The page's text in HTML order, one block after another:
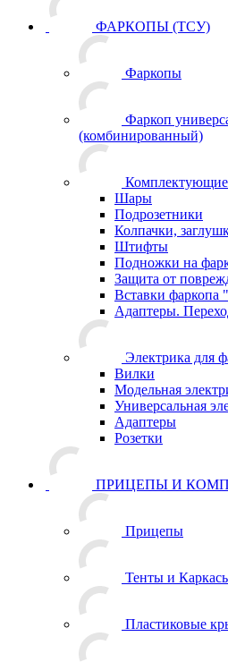
ФАРКОПЫ (ТСУ)
Фаркопы
Фаркоп
(комбинированный)
Комплектующие
Шары
Подрозетники
Колпачки,
Штифты
Подножки на
Защита от
Вставки фаркопа
Адаптеры.
Электрика для
Вилки
Модельная
Универсальная
Адаптеры
Розетки
ПРИЦЕПЫ И
Прицепы
Тенты и
Пластиковые